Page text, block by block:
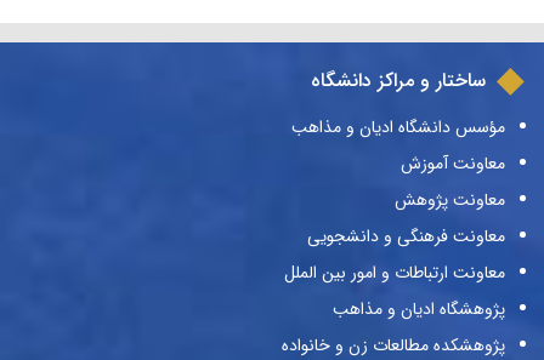
ساختار و مراکز دانشگاه
مؤسس دانشگاه ادیان و مذاهب
معاونت آموزش
معاونت پژوهش
معاونت فرهنگی و دانشجویی
معاونت ارتباطات و امور بین الملل
پژوهشگاه ادیان و مذاهب
پژوهشکده مطالعات زن و خانواده